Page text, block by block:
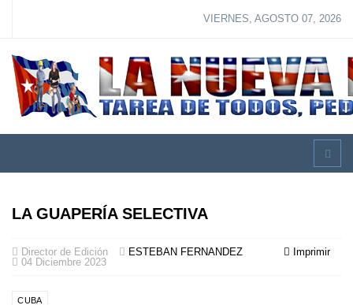
VIERNES, AGOSTO 07, 2026
LA GUAPERÍA SELECTIVA
Imprimir
Director de Edición
ESTEBAN FERNANDEZ
04 Diciembre 2023
CUBA